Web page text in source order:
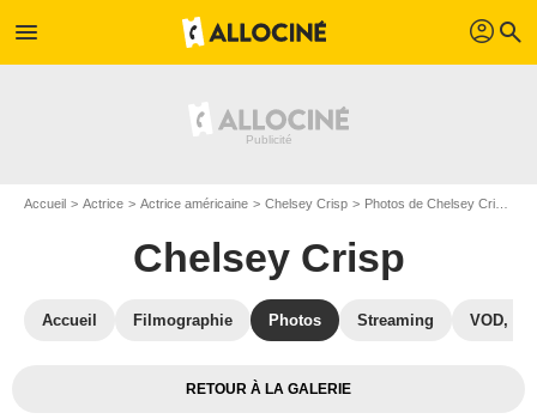
menu profil search
Accueil Actrice Actrice américaine Chelsey Crisp Photos de Chelsey Crisp
Chelsey Crisp
Accueil Filmographie Photos Streaming VOD,
RETOUR À LA GALERIE